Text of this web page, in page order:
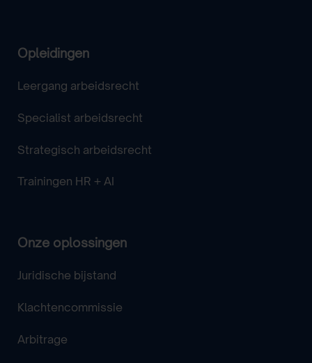
Opleidingen
Leergang arbeidsrecht
Specialist arbeidsrecht
Strategisch arbeidsrecht
Trainingen HR + AI
Onze oplossingen
Juridische bijstand
Klachtencommissie
Arbitrage